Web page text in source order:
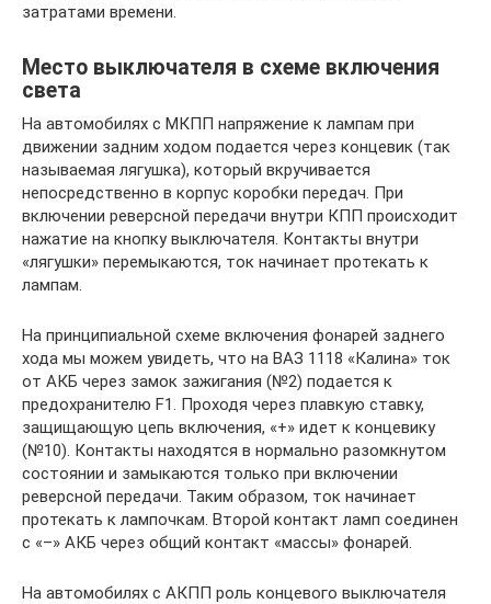
затратами времени.
Место выключателя в схеме включения
света
На автомобилях с МКПП напряжение к лампам при
движении задним ходом подается через концевик (так
называемая лягушка), который вкручивается
непосредственно в корпус коробки передач. При
включении реверсной передачи внутри КПП происходит
нажатие на кнопку выключателя. Контакты внутри
«лягушки» перемыкаются, ток начинает протекать к
лампам.
На принципиальной схеме включения фонарей заднего
хода мы можем увидеть, что на ВАЗ 1118 «Калина» ток
от АКБ через замок зажигания (№2) подается к
предохранителю F1. Проходя через плавкую ставку,
защищающую цепь включения, «+» идет к концевику
(№10). Контакты находятся в нормально разомкнутом
состоянии и замыкаются только при включении
реверсной передачи. Таким образом, ток начинает
протекать к лампочкам. Второй контакт ламп соединен
с «–» АКБ через общий контакт «массы» фонарей.
На автомобилях с АКПП роль концевого выключателя